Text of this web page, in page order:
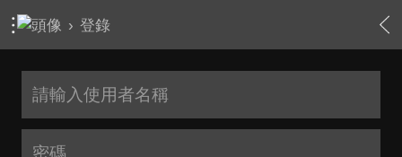
› 登錄